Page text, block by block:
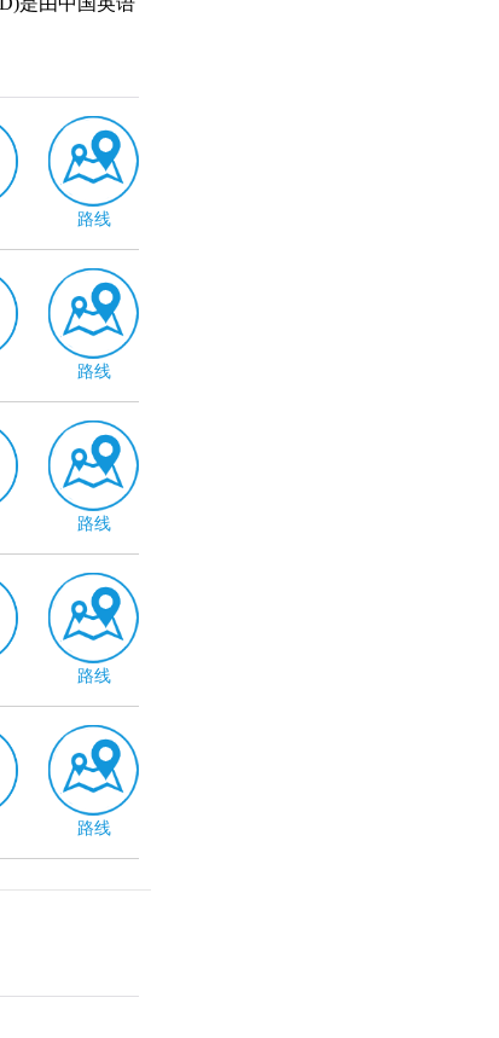
国际数据集
构。
路线
路线
路线
路线
路线